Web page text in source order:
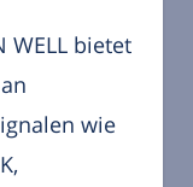
WELL bietet
wie